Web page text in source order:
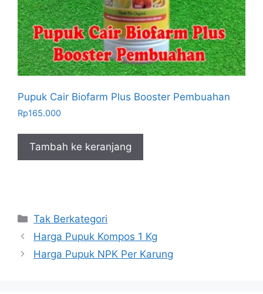
Pupuk Cair Biofarm Plus Booster Pembuahan
Rp165.000
Tambah ke keranjang
Kategori
Tak Berkategori
Harga Pupuk Kompos 1 Kg
Harga Pupuk NPK Per Karung